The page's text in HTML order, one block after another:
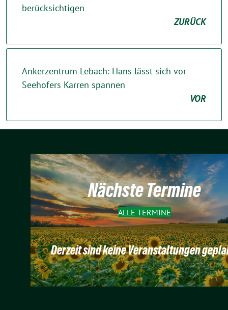
berücksichtigen
ZURÜCK
Ankerzentrum Lebach: Hans lässt sich vor
Seehofers Karren spannen
VOR
Nächste Termine
ALLE TERMINE
Derzeit sind keine Veranstaltungen